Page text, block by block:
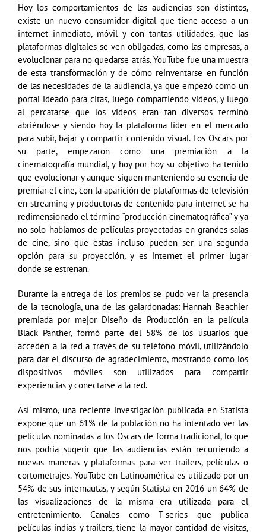
Hoy los comportamientos de las audiencias son distintos,
existe un nuevo consumidor digital que tiene acceso a un
internet inmediato, móvil y con tantas utilidades, que las
plataformas digitales se ven obligadas, como las empresas, a
evolucionar para no quedarse atrás. YouTube fue una muestra
de esta transformación y de cómo reinventarse en función
de las necesidades de la audiencia, ya que empezó como un
portal ideado para citas, luego compartiendo videos, y luego
al percatarse que los videos eran tan diversos terminó
abriéndose y siendo hoy la plataforma líder en el mercado
para subir, bajar y compartir contenido visual. Los Oscars por
su parte, empezaron como una premiación a la
cinematografía mundial, y hoy por hoy su objetivo ha tenido
que evolucionar y aunque siguen manteniendo su esencia de
premiar el cine, con la aparición de plataformas de televisión
en streaming y productoras de contenido para internet se ha
redimensionado el término “producción cinematográfica” y ya
no solo hablamos de películas proyectadas en grandes salas
de cine, sino que estas incluso pueden ser una segunda
opción para su proyección, y es internet el primer lugar
donde se estrenan.
Durante la entrega de los premios se pudo ver la presencia
de la tecnología, una de las galardonadas: Hannah Beachler
premiada por mejor Diseño de Producción en la película
Black Panther, formó parte del 58% de los usuarios que
acceden a la red a través de su teléfono móvil, utilizándolo
para dar el discurso de agradecimiento, mostrando como los
dispositivos móviles son utilizados para compartir
experiencias y conectarse a la red.
Así mismo, una reciente investigación publicada en Statista
expone que un 61% de la población no ha intentado ver las
películas nominadas a los Oscars de forma tradicional, lo que
nos podría sugerir que las audiencias están recurriendo a
nuevas maneras y plataformas para ver trailers, películas o
cortometrajes. YouTube en Latinoamérica es utilizado por un
54% de sus internautas, y según Statista en 2016 un 64% de
las visualizaciones de la misma era utilizada para el
entretenimiento. Canales como T-series que publica
películas indias y trailers, tiene la mayor cantidad de visitas,